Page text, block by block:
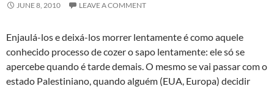
JUNE 8, 2010 LEAVE A COMMENT
Enjaulá-los e deixá-los morrer lentamente é como aquele
conhecido processo de cozer o sapo lentamente: ele só se
apercebe quando é tarde demais. O mesmo se vai passar com o
estado Palestiniano, quando alguém (EUA, Europa) decidir